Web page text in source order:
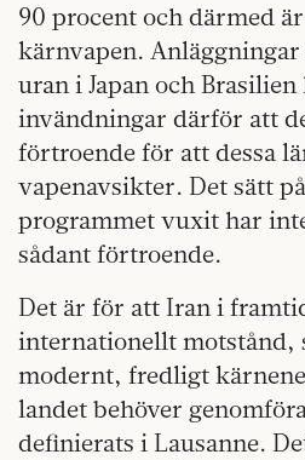
90 procent och därmed
kärnvapen.
uran i Japan och
invändningar därför att
förtroende för att dessa
vapenavsikter. Det sätt
programmet vuxit har
sådant förtroende.
Det är för att Iran i
internationellt motstånd,
modernt, fredligt
landet behöver
definierats i Lausanne.